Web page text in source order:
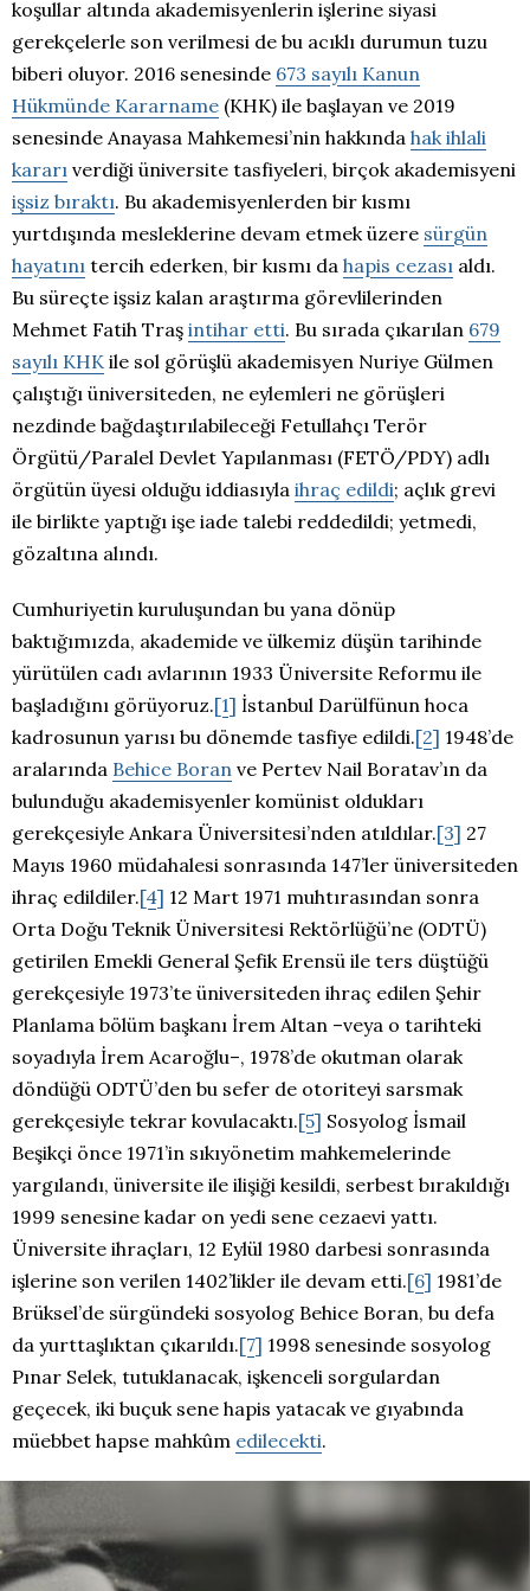
koşullar altında akademisyenlerin işlerine siyasi
gerekçelerle son verilmesi de bu acıklı durumun tuzu
biberi oluyor. 2016 senesinde 673 sayılı Kanun
Hükmünde Kararname (KHK) ile başlayan ve 2019
senesinde Anayasa Mahkemesi’nin hakkında hak ihlali
kararı verdiği üniversite tasfiyeleri, birçok akademisyeni
işsiz bıraktı. Bu akademisyenlerden bir kısmı
yurtdışında mesleklerine devam etmek üzere sürgün
hayatını tercih ederken, bir kısmı da hapis cezası aldı.
Bu süreçte işsiz kalan araştırma görevlilerinden
Mehmet Fatih Traş intihar etti. Bu sırada çıkarılan 679
sayılı KHK ile sol görüşlü akademisyen Nuriye Gülmen
çalıştığı üniversiteden, ne eylemleri ne görüşleri
nezdinde bağdaştırılabileceği Fetullahçı Terör
Örgütü/Paralel Devlet Yapılanması (FETÖ/PDY) adlı
örgütün üyesi olduğu iddiasıyla ihraç edildi; açlık grevi
ile birlikte yaptığı işe iade talebi reddedildi; yetmedi,
gözaltına alındı.
Cumhuriyetin kuruluşundan bu yana dönüp
baktığımızda, akademide ve ülkemiz düşün tarihinde
yürütülen cadı avlarının 1933 Üniversite Reformu ile
başladığını görüyoruz.[1] İstanbul Darülfünun hoca
kadrosunun yarısı bu dönemde tasfiye edildi.[2] 1948’de
aralarında Behice Boran ve Pertev Nail Boratav’ın da
bulunduğu akademisyenler komünist oldukları
gerekçesiyle Ankara Üniversitesi’nden atıldılar.[3] 27
Mayıs 1960 müdahalesi sonrasında 147’ler üniversiteden
ihraç edildiler.[4] 12 Mart 1971 muhtırasından sonra
Orta Doğu Teknik Üniversitesi Rektörlüğü’ne (ODTÜ)
getirilen Emekli General Şefik Erensü ile ters düştüğü
gerekçesiyle 1973’te üniversiteden ihraç edilen Şehir
Planlama bölüm başkanı İrem Altan –veya o tarihteki
soyadıyla İrem Acaroğlu–, 1978’de okutman olarak
döndüğü ODTÜ’den bu sefer de otoriteyi sarsmak
gerekçesiyle tekrar kovulacaktı.[5] Sosyolog İsmail
Beşikçi önce 1971’in sıkıyönetim mahkemelerinde
yargılandı, üniversite ile ilişiği kesildi, serbest bırakıldığı
1999 senesine kadar on yedi sene cezaevi yattı.
Üniversite ihraçları, 12 Eylül 1980 darbesi sonrasında
işlerine son verilen 1402’likler ile devam etti.[6] 1981’de
Brüksel’de sürgündeki sosyolog Behice Boran, bu defa
da yurttaşlıktan çıkarıldı.[7] 1998 senesinde sosyolog
Pınar Selek, tutuklanacak, işkenceli sorgulardan
geçecek, iki buçuk sene hapis yatacak ve gıyabında
müebbet hapse mahkûm edilecekti.